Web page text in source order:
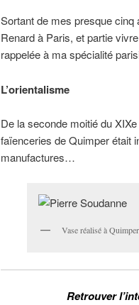
Sortant de mes presque
Renard à Paris, et partie
rappelée à ma spécialité
L’orientalisme
De la seconde moitié du
faïenceries de Quimper était
manufactures…
Vase réalisé à
Retrouver